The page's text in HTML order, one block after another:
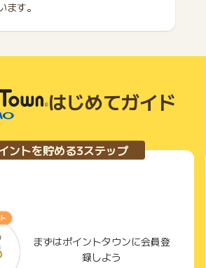
す。
はじめてガイド
ントを貯める3ステップ
まずはポイントタウンに会員登
録しよう